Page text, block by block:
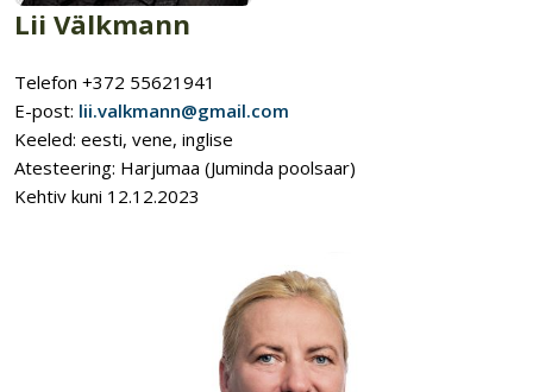
Lii Välkmann
Telefon +372 55621941
E-post: lii.valkmann@gmail.com
Keeled: eesti, vene, inglise
Atesteering: Harjumaa (Juminda poolsaar)
Kehtiv kuni 12.12.2023